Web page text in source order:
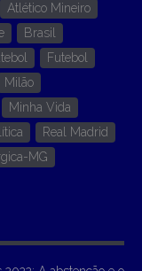
Atlético Mineiro
Brasil
Futebol
Milão
Minha Vida
Real Madrid
MG